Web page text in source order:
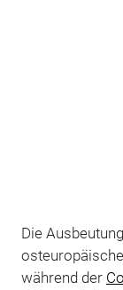
Die
während der